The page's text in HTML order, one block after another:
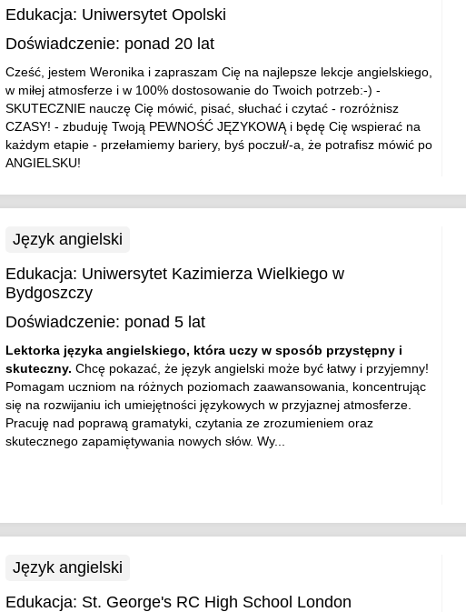
Edukacja: Uniwersytet Opolski
Doświadczenie: ponad 20 lat
Cześć, jestem Weronika i zapraszam Cię na najlepsze lekcje angielskiego,
w miłej atmosferze i w 100% dostosowanie do Twoich potrzeb:-) -
SKUTECZNIE nauczę Cię mówić, pisać, słuchać i czytać - rozróżnisz
CZASY! - zbuduję Twoją PEWNOŚĆ JĘZYKOWĄ i będę Cię wspierać na
każdym etapie - przełamiemy bariery, byś poczuł/-a, że potrafisz mówić po
ANGIELSKU!
Język angielski
Edukacja: Uniwersytet Kazimierza Wielkiego w
Bydgoszczy
Doświadczenie: ponad 5 lat
Lektorka języka angielskiego, która uczy w sposób przystępny i
skuteczny. Chcę pokazać, że język angielski może być łatwy i przyjemny!
Pomagam uczniom na różnych poziomach zaawansowania, koncentrując
się na rozwijaniu ich umiejętności językowych w przyjaznej atmosferze.
Pracuję nad poprawą gramatyki, czytania ze zrozumieniem oraz
skutecznego zapamiętywania nowych słów. Wy...
Język angielski
Edukacja: St. George's RC High School London